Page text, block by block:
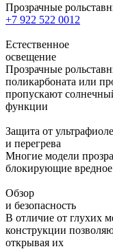
Прозрачные
+7 922 522 0012
Естественное
освещение
Прозрачные
поликарбоната или
пропускают
функции
Защита от
и перегрева
Многие модели
блокирующие вредное
Обзор
и безопасность
В отличие от глухих
конструкции
открывая их